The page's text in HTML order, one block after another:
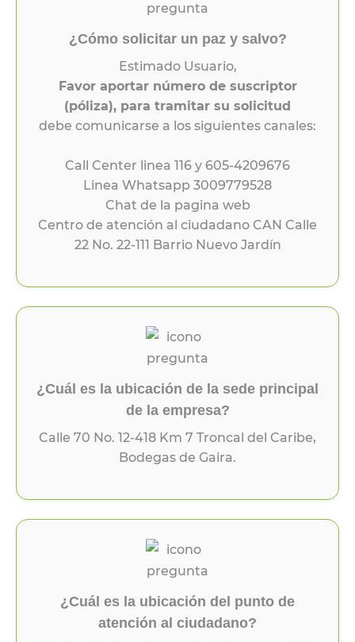
¿Cómo solicitar un paz y salvo?
Estimado Usuario,
Favor aportar número de suscriptor
(póliza), para tramitar su solicitud
debe comunicarse a los siguientes canales:
Call Center linea 116 y 605-4209676
Linea Whatsapp 3009779528
Chat de la pagina web
Centro de atención al ciudadano CAN Calle
22 No. 22-111 Barrio Nuevo Jardín
¿Cuál es la ubicación de la sede principal
de la empresa?
Calle 70 No. 12-418 Km 7 Troncal del Caribe,
Bodegas de Gaira.
¿Cuál es la ubicación del punto de
atención al ciudadano?